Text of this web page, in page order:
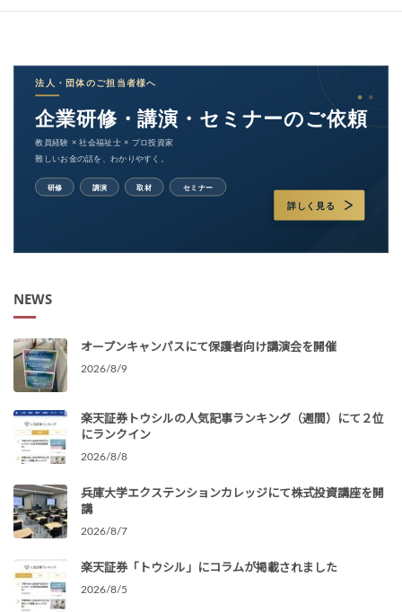
NEWS
オープンキャンパスにて保護者向け講演会を開催
2026/8/9
楽天証券トウシルの人気記事ランキング（週間）にて２位
にランクイン
2026/8/8
兵庫大学エクステンションカレッジにて株式投資講座を開
講
2026/8/7
楽天証券「トウシル」にコラムが掲載されました
2026/8/5